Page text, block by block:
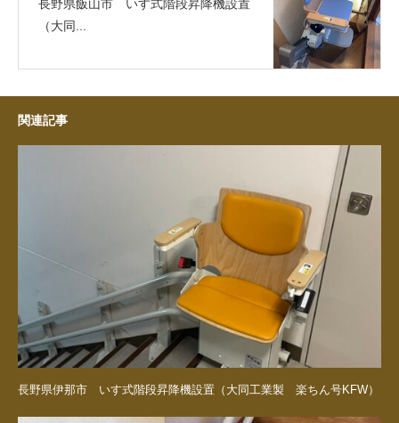
長野県飯山市 いす式階段昇降機設置
（大同...
関連記事
長野県伊那市 いす式階段昇降機設置（大同工業製 楽ちん号KFW）